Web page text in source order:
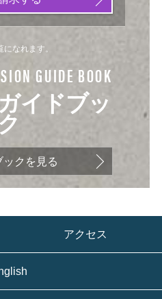
なれます。
GUIDE BOOK
イドブッ
ックを見る
アクセス